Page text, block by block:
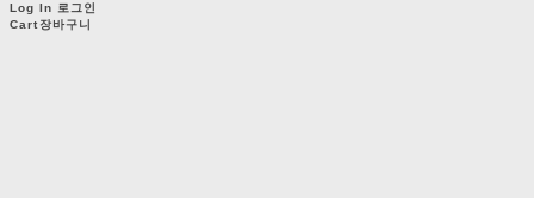
Log In 로그인
Cart장바구니